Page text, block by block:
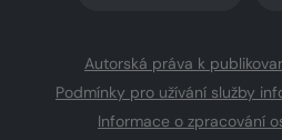
Autorská práva k
Podmínky pro užívání služby
Informace o zpracování